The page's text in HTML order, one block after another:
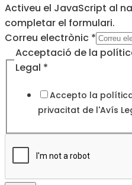
Activeu el JavaScript al
completar el formulari.
Correu electrònic *
Legal
privacitat
Acceptació de la
Legal *
Accepto la
privacitat de l'Avís